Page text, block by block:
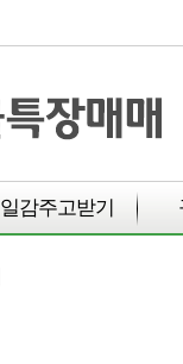
일감주고받기